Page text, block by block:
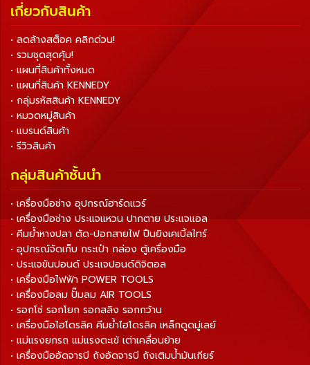
เกี่ยวกับสินค้า
• ลดล้างสต็อค คลิกด่วน!
• รวมชุดสุดคุ้ม!
• แผนที่สินค้าทั้งหมด
• แผนที่สินค้า KENNEDY
• กลุ่มรหัสสินค้า KENNEDY
• หมวดหมู่สินค้า
• แบรนด์สินค้า
• รีวิวสินค้า
กลุ่มสินค้าชั้นนำ
• เครื่องมือช่าง อุปกรณ์ฮาร์ดแวร์
• เครื่องมือช่าง ประแจแหวน ปากตาย ประแจแอล
• คีมย้ำหางปลา ตัด-ปอกสายไฟ ปืนยิงเคเบิ้ลไทร์
• อุปกรณ์จัดเก็บ กระเป๋า กล่อง ตู้เครื่องมือ
• ประแจขันปอนด์ ประแจปอนด์ดิจิตอล
• เครื่องมือไฟฟ้า POWER TOOLS
• เครื่องมือลม ปั๊มลม AIR TOOLS
• รอกโซ่ รอกโยก รอกสลิง รอกกว้าน
• เครื่องมือไฮโดรลิค คีมย้ำไฮโดรลิค เหล็กดูดมู่เลย์
• แม่แรงยกรถ แม่แรงตะเข้ เต่าเคลื่อนย้าย
• เครื่องมืออัดจารบี ถังอัดจารบี ถังเติมน้ำมันเกียร์